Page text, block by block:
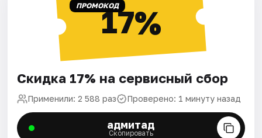
ПРОМОКОД17%
Скидка 17% на сервисный сбор
Применили: 2 588 раз Проверено: 1 минуту назад
адмитад
Скопировать